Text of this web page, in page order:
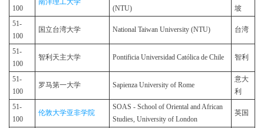
100
南洋理工大学
(NTU)
坡
51-
100
国立台湾大学 National Taiwan University (NTU) 台湾
51-
100
智利天主大学 Pontificia Universidad Católica de Chile 智利
51-
100
罗马第一大学 Sapienza University of Rome
意大
利
51-
100
伦敦大学亚非学院
SOAS - School of Oriental and African
Studies, University of London
英国